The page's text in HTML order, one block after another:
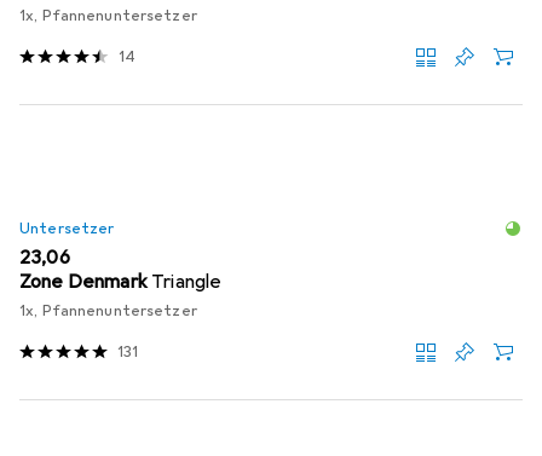
1x, Pfannenuntersetzer
14
Untersetzer
EUR
23,06
Zone Denmark Triangle
1x, Pfannenuntersetzer
131